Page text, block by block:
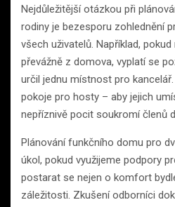
Nejdůležitější otázkou při
rodiny je bezesporu zohlednění
všech uživatelů. Například,
převážně z domova, vyplatí se
určil jednu místnost pro
pokoje pro hosty – aby jejich
nepříznivě pocit soukromí členů
Plánování funkčního domu pro
úkol, pokud využijeme podpory
postarat se nejen o komfort
záležitosti. Zkušení odborníci